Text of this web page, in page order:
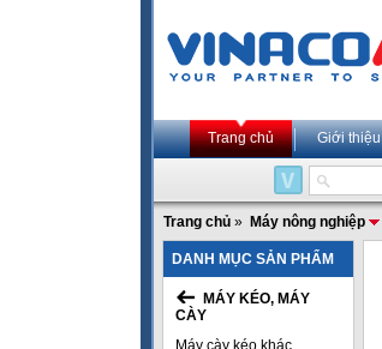
Trang chủ Giới thiệu
Trang chủ » Máy nông nghiệp
DANH MỤC SẢN PHẨM
MÁY KÉO, MÁY
CÀY
Máy cày kéo khác